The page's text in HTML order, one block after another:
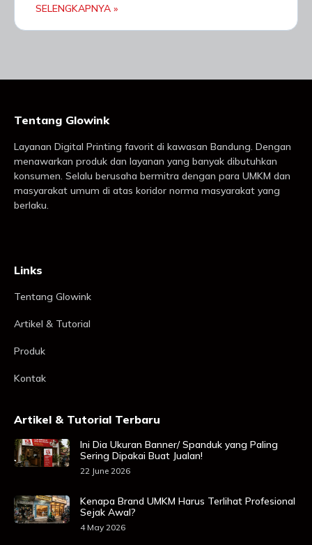
SELENGKAPNYA »
Tentang Glowink
Layanan Digital Printing favorit di kawasan Bandung. Dengan
menawarkan produk dan layanan yang banyak dibutuhkan
konsumen. Selalu berusaha bermitra dengan para UMKM dan
masyarakat umum di atas koridor norma masyarakat yang
berlaku.
Links
Tentang Glowink
Artikel & Tutorial
Produk
Kontak
Artikel & Tutorial Terbaru
Ini Dia Ukuran Banner/ Spanduk yang Paling
Sering Dipakai Buat Jualan!
22 June 2026
Kenapa Brand UMKM Harus Terlihat Profesional
Sejak Awal?
4 May 2026